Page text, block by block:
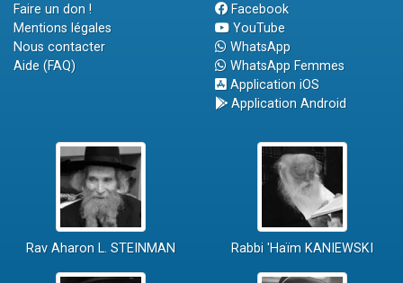
Faire un don !
Mentions légales
Nous contacter
Aide (FAQ)
Facebook
YouTube
WhatsApp
WhatsApp Femmes
Application iOS
Application Android
Rav Aharon L. STEINMAN Rabbi 'Haïm KANIEWSKI